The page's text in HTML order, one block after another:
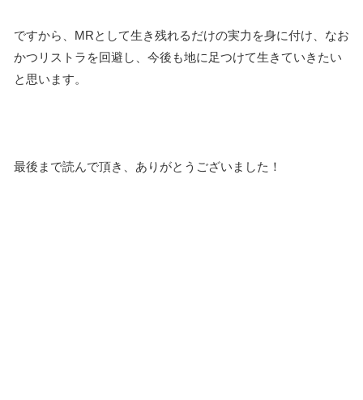
ですから、MRとして生き残れるだけの実力を身に付け、なお
かつリストラを回避し、今後も地に足つけて生きていきたい
と思います。
最後まで読んで頂き、ありがとうございました！